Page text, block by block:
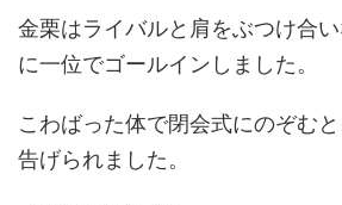
金栗はライバルと肩をぶつけ合
に一位でゴールインしました。
こわばった体で閉会式にのぞむ
告げられました。